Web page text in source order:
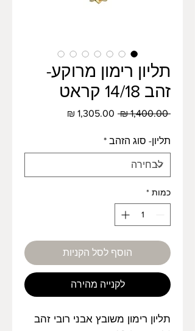
תליון רימון מרוקע-
זהב 14/18 קראט
‏1,400.00 ‏₪
מחיר
תליון- סוג הזהב *
כמות *
הוסף לסל הקניות
לקנייה מהירה
תליון רימון משובץ אבני רובי זהב